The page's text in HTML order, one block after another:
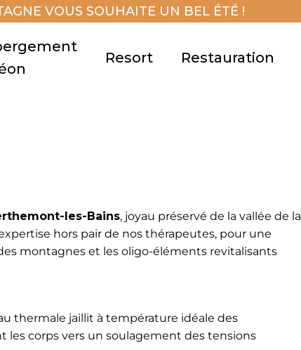
VOUS SOUHAITE UN BEL ÉTÉ !
Resort Restauration
les-Bains, joyau préservé de la vallée de la
hors pair de nos thérapeutes, pour une
montagnes et les oligo-éléments revitalisants
thermale jaillit à température idéale des
les corps vers un soulagement des tensions